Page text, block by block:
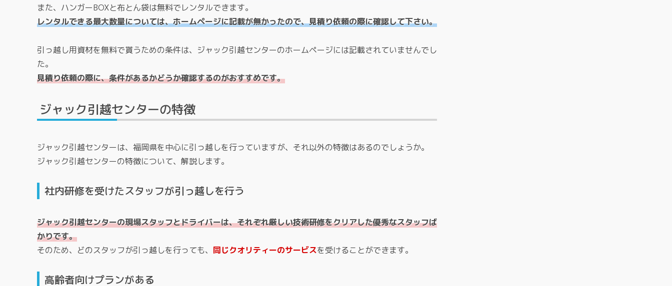
また、ハンガーBOXと布とん袋は無料でレンタルできます。
レンタルできる最大数量については、ホームページに記載が無かったので、見積り依頼の際に確認して下さい。
引っ越し用資材を無料で貰うための条件は、ジャック引越センターのホームページには記載されていませんでし
た。
見積り依頼の際に、条件があるかどうか確認するのがおすすめです。
ジャック引越センターの特徴
ジャック引越センターは、福岡県を中心に引っ越しを行っていますが、それ以外の特徴はあるのでしょうか。
ジャック引越センターの特徴について、解説します。
社内研修を受けたスタッフが引っ越しを行う
ジャック引越センターの現場スタッフとドライバーは、それぞれ厳しい技術研修をクリアした優秀なスタッフば
かりです。
そのため、どのスタッフが引っ越しを行っても、 同じクオリティーのサービスを受けることができます。
高齢者向けプランがある